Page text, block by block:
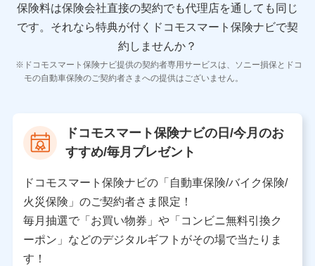
報、建物の構造や築年数などの情報、ペットの種類や年
齢などの情報などが含まれます。
【共同して利用する者の範囲】
当社
当社又は株式会社NTTドコモが提供する保険関連サービ
スにおけるユーザ登録受付および管理のため
を受けている保険会社・提携会社の保険その他に関する
情報を提供するため、また維持管理等の委託業務遂行の
ため、またそれらに付帯、関連する当社、株式会社NTT
ドコモおよび提携会社のサービスを案内、提供するため
（各サービスで取得したサービス利用履歴、ウェブサイ
トの閲覧履歴、購買履歴、ご契約内容等のパーソナルデ
ータを分析して、お客さまの趣味・嗜好・傾向に応じた
保険料は保険会社直接の契約でも代理店を通しても同じ
です。 それなら特典が付くドコモスマート保険ナビで契
約しませんか？
ドコモスマート保険ナビ提供の契約者専用サービスは、ソニー損保とドコ
モの自動車保険のご契約者さまへの提供はございません。
ドコモスマート保険ナビの日/今月のお
すすめ/毎月プレゼント
ドコモスマート保険ナビの「自動車保険/バイク保険/
火災保険」のご契約者さま限定！
毎月抽選で「お買い物券」や「コンビニ無料引換ク
ーポン」などのデジタルギフトがその場で当たりま
す！